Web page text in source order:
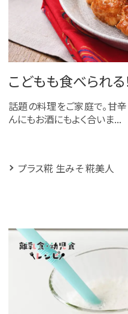
こどもも食べられる
話題の料理をご家庭で。甘
んにもお酒にもよく合いま...
プラス糀 生みそ 糀美人